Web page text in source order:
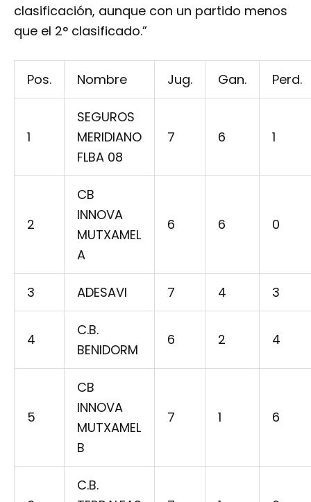
clasificación, aunque con un partido menos
que el 2° clasificado.”
Pos. Nombre Jug. Gan. Perd.
1
SEGUROS
MERIDIANO
FLBA 08
7 6 1
2
CB
INNOVA
MUTXAMEL
A
6 6 0
3 ADESAVI 7 4 3
4
C.B.
BENIDORM
6 2 4
5
CB
INNOVA
MUTXAMEL
B
7 1 6
C.B.